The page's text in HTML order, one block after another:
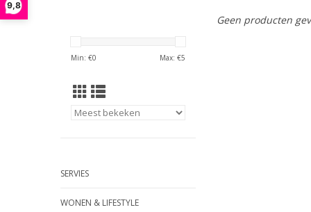
9,8
Min: €0 Max: €5
SERVIES
WONEN & LIFESTYLE
Geen producten